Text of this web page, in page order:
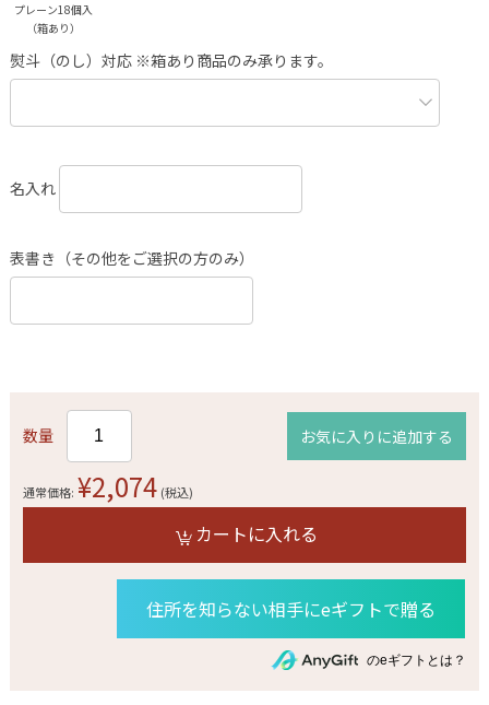
プレーン18個入
（箱あり）
熨斗（のし）対応 ※箱あり商品のみ承ります。
名入れ
表書き（その他をご選択の方のみ）
数量 お気に入りに追加する
通常価格: ¥2,074 (税込)
カートに入れる
住所を知らない相手にeギフトで贈る
のeギフトとは？